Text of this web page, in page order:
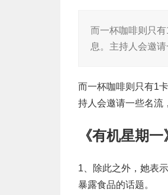
而一杯咖啡则只
息。主持人会邀
而一杯咖啡则只有1
持人会邀请一些名流
《有机星期一
1、除此之外，她表
暴露食品的话题。